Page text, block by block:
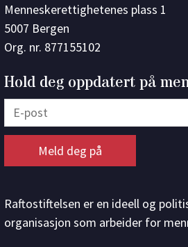
Menneskerettighetenes plass 1
5007 Bergen
Org. nr. 877155102
Hold deg oppdatert på
Raftostiftelsen er en ideell og
organisasjon som arbeider for